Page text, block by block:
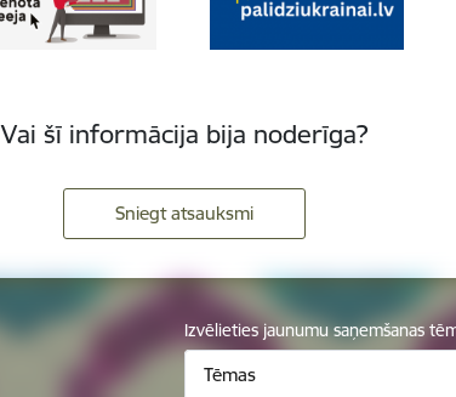
Vai šī informācija bija noderīga?
Sniegt atsauksmi
Izvēlieties jaunumu saņemšanas
Tēmas